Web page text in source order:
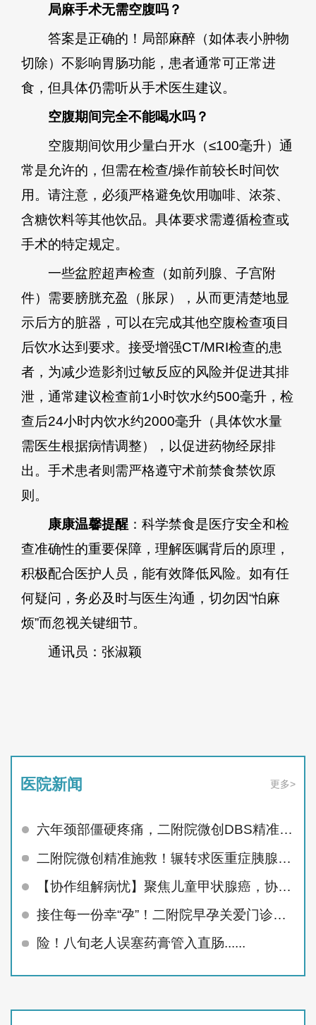
局麻手术无需空腹吗？
答案是正确的！局部麻醉（如体表小肿物
切除）不影响胃肠功能，患者通常可正常进
食，但具体仍需听从手术医生建议。
空腹期间完全不能喝水吗？
空腹期间饮用少量白开水（≤100毫升）通
常是允许的，但需在检查/操作前较长时间饮
用。请注意，必须严格避免饮用咖啡、浓茶、
含糖饮料等其他饮品。具体要求需遵循检查或
手术的特定规定。
一些盆腔超声检查（如前列腺、子宫附
件）需要膀胱充盈（胀尿），从而更清楚地显
示后方的脏器，可以在完成其他空腹检查项目
后饮水达到要求。接受增强CT/MRI检查的患
者，为减少造影剂过敏反应的风险并促进其排
泄，通常建议检查前1小时饮水约500毫升，检
查后24小时内饮水约2000毫升（具体饮水量
需医生根据病情调整），以促进药物经尿排
出。手术患者则需严格遵守术前禁食禁饮原
则。
康康温馨提醒：科学禁食是医疗安全和检
查准确性的重要保障，理解医嘱背后的原理，
积极配合医护人员，能有效降低风险。如有任
何疑问，务必及时与医生沟通，切勿因“怕麻
烦”而忽视关键细节。
通讯员：张淑颖
医院新闻 更多>
六年颈部僵硬疼痛，二附院微创DBS精准治顽疾
二附院微创精准施救！辗转求医重症胰腺炎患者顺利痊愈
【协作组解病忧】聚焦儿童甲状腺癌，协作组MDT护航未来
接住每一份幸“孕”！二附院早孕关爱门诊精准呵护孕早期
险！八旬老人误塞药膏管入直肠......